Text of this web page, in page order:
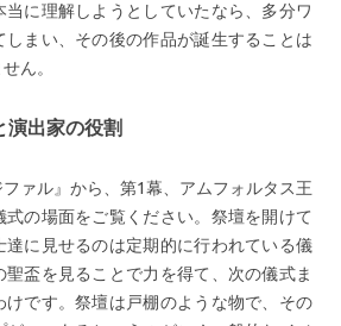
に理解しようとしていたなら、多分ワ
しまい、その後の作品が誕生することは
ん。
演出家の役割
ァル』から、第1幕、アムフォルタス王
の場面をご覧ください。祭壇を開けて
達に見せるのは定期的に行われている儀
盃を見ることで力を得て、次の儀式ま
けです。祭壇は戸棚のような物で、その